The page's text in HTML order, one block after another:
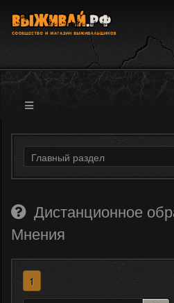
Информация
Магазин
Форум
Дистанционное
Мнения
1